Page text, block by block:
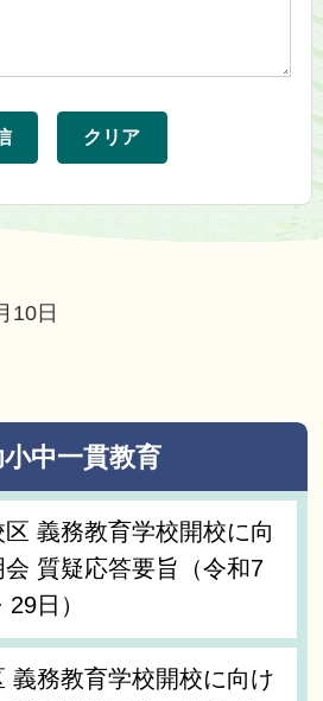
10日
中一貫教育
義務教育学校開校に向
質疑応答要旨（令和7
日）
義務教育学校開校に向け